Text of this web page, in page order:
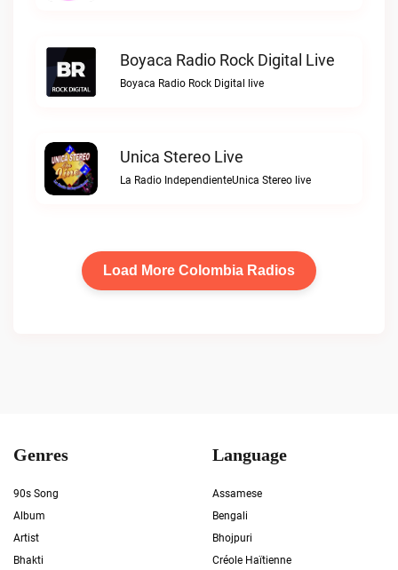
Boyaca Radio Rock Digital Live
Boyaca Radio Rock Digital live
Unica Stereo Live
La Radio IndependienteUnica Stereo live
Load More Colombia Radios
Genres
90s Song
Album
Artist
Bhakti
Language
Assamese
Bengali
Bhojpuri
Créole Haïtienne